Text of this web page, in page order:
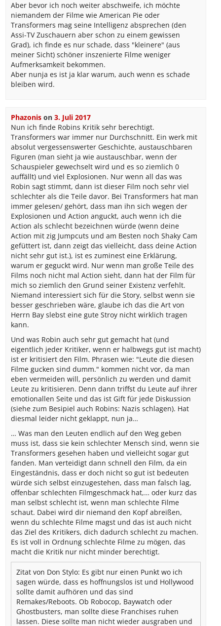
Aber bevor ich noch weiter abschweife, ich möchte
niemandem der Filme wie American Pie oder
Transformers mag seine Intelligenz absprechen (den
Assi-TV Zuschauern aber schon zu einem gewissen
Grad), ich finde es nur schade, dass "kleinere" (aus
meiner Sicht) schöner inszenierte Filme weniger
Aufmerksamkeit bekommen.
Aber nunja es ist ja klar warum, auch wenn es schade
bleiben wird.
Phazonison 3. Juli 2017
Nun ich finde Robins Kritik sehr berechtigt.
Transformers war immer nur Durchschnitt. Ein werk mit
absolut vergessenswerter Geschichte, austauschbaren
Figuren (man sieht ja wie austauschbar, wenn der
Schauspieler gewechselt wird und es so ziemlich 0
auffällt) und viel Explosionen. Nur wenn all das was
Robin sagt stimmt, dann ist dieser Film noch sehr viel
schlechter als die Teile davor. Bei Transformers hat man
immer gelesen/ gehört, dass man ihn sich wegen der
Explosionen und Action anguckt, auch wenn ich die
Action als schlecht bezeichnen würde (wenn deine
Action mit zig Jumpcuts und am Besten noch Shaky Cam
gefüttert ist, dann zeigt das vielleicht, dass deine Action
nicht sehr gut ist.), ist es zuminest eine Erklärung,
warum er geguckt wird. Nur wenn man große Teile des
Films noch nicht mal Action sieht, dann hat der Film für
mich so ziemlich den Grund seiner Existenz verfehlt.
Niemand interessiert sich für die Story, selbst wenn sie
besser geschrieben wäre, glaube ich das die Art von
Herrn Bay slebst eine gute Stroy nicht wirklich tragen
kann.
Und was Robin auch sehr gut gemacht hat (und
eigentlich jeder Kritiker, wenn er halbwegs gut ist macht)
ist er kritisiert den Film. Phrasen wie: "Leute die diesen
Filme gucken sind dumm." kommen nicht vor, da man
eben vermeiden will, persönlich zu werden und damit
Leute zu kritisieren. Denn dann triffst du Leute auf ihrer
emotionallen Seite und das ist Gift für jede Diskussion
(siehe zum Besipiel auch Robins: Nazis schlagen). Hat
diesmal leider nicht geklappt, nun ja…
… Was man den Leuten endlich auf den Weg geben
muss ist, dass sie kein schlechter Mensch sind, wenn sie
Transformers gesehen haben und vielleicht sogar gut
fanden. Man verteidigt dann schnell den Film, da ein
Eingeständnis, dass er doch nicht so gut ist bedeuten
würde sich selbst einzugestehen, dass man falsch lag,
offenbar schlechten Filmgeschmack hat,… oder kurz das
man selbst schlecht ist, wenn man schlechte Filme
schaut. Dabei wird dir niemand den Kopf abreißen,
wenn du schlechte Filme magst und das ist auch nicht
das Ziel des Kritikers, dich dadurch schlecht zu machen.
Es ist voll in Ordnung schlechte Filme zu mögen, das
macht die Kritik nur nicht minder berechtigt.
Zitat von Don Stylo: Es gibt nur einen Punkt wo ich
sagen würde, dass es hoffnungslos ist und Hollywood
sollte damit aufhören und das sind
Remakes/Reboots. Ob Robocop, Baywatch oder
Ghostbusters, man sollte diese Franchises ruhen
lassen. Diese sollte man nicht wieder ausgraben und